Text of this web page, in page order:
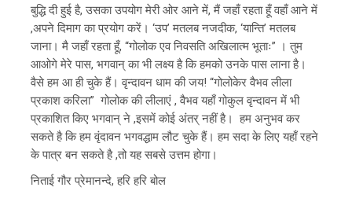
बुद्धि दी हुई है, उसका उपयोग मेरी ओर आने में, मैं जहाँ रहता हूँ वहाँ आने में
,अपने दिमाग का प्रयोग करें। ‘उप’ मतलब नजदीक, ‘यान्ति’ मतलब
जाना। मै जहाँ रहता हूँ, “गोलोक एव निवसति अखिलात्म भूताः” । तुम
आओगे मेरे पास, भगवान् का भी लक्ष्य है कि हमको उनके पास लाना है।
वैसे हम आ ही चुके हैं। वृन्दावन धाम की जय! “गोलोकेर वैभव लीला
प्रकाश करिला” गोलोक की लीलाएं , वैभव यहाँ गोकुल वृन्दावन में भी
प्रकाशित किए भगवान् ने ,इसमें कोई अंतर् नहीं है। हम अनुभव कर
सकते है कि हम वृंदावन भगवद्धाम लौट चुके हैं। हम सदा के लिए यहाँ रहने
के पात्र बन सकते है ,तो यह सबसे उत्तम होगा।
निताई गौर प्रेमानन्दे, हरि हरि बोल